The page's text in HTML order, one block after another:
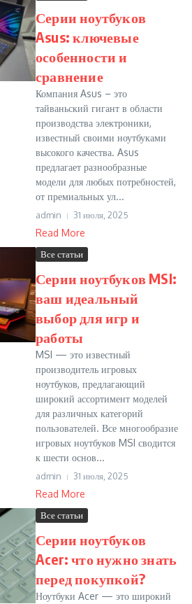
Серии ноутбуков
Asus: ключевые
особенности и
сравнение
Компания Asus – это
тайваньский гигант в области
производства электроники,
известный своими ноутбуками
высокого качества. Asus
предлагает разнообразные
модели для любых потребностей,
от премиальных ул...
admin 31 июля, 2025
Read More
Все статьи
Серии ноутбуков MSI:
ваш идеальный
выбор для игр и
работы
MSI — это известный
производитель игровых
ноутбуков, предлагающий
широкий ассортимент моделей
для различных категорий
пользователей. Все многообразие
игровых ноутбуков MSI сводится
к шести основ...
admin 31 июля, 2025
Read More
Все статьи
Серии ноутбуков
Acer: что нужно знать
перед покупкой?
Ноутбуки Acer — это широкий